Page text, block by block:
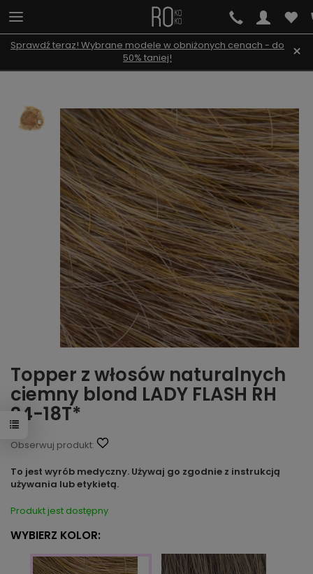
Sprawdź teraz! Wybrane modele w obniżonych cenach - do
50% taniej!
×
Topper z włosów naturalnych
ciemny blond LADY FLASH RH
24-18T*
Obserwuj produkt:
To jest wyrób medyczny. Używaj go zgodnie z instrukcją
używania lub etykietą.
Produkt jest dostępny
WYBIERZ KOLOR: